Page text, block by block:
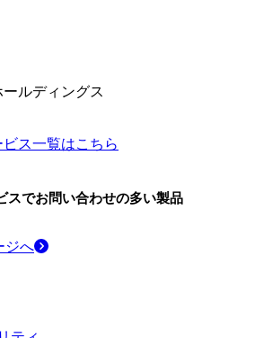
ルディングス
ス一覧はこちら
スでお問い合わせの多い製品
ジへ